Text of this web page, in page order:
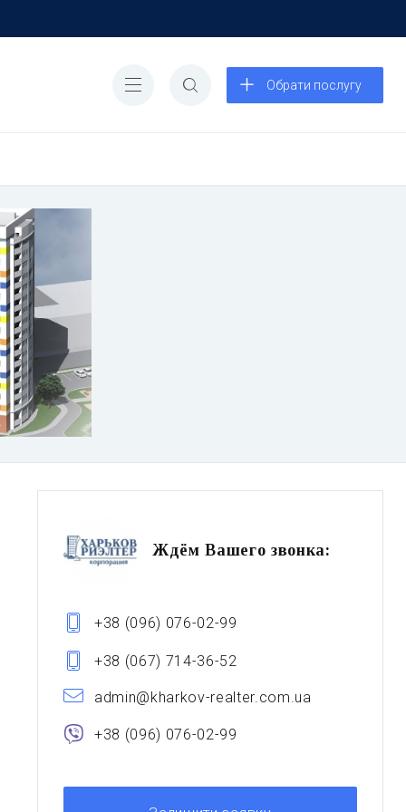
Обрати послугу
Ждём Вашего звонка:
+38 (096) 076-02-99
+38 (067) 714-36-52
admin@kharkov-realter.com.ua
+38 (096) 076-02-99